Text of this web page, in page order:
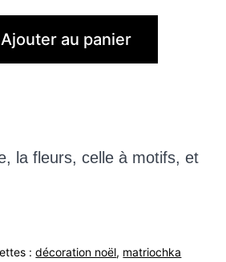
Ajouter au panier
la fleurs, celle à motifs, et
:décoration noël, matriochka